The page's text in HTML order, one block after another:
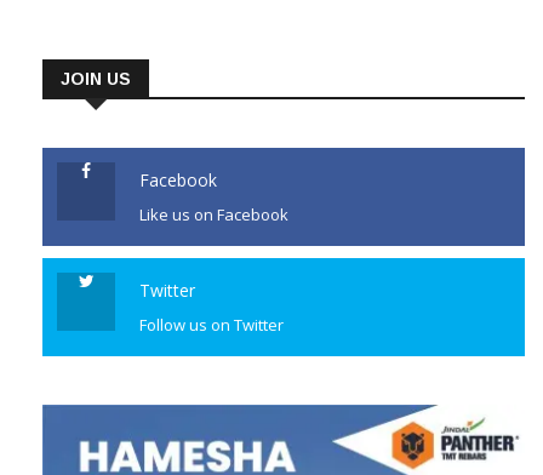
JOIN US
Facebook
Like us on Facebook
Twitter
Follow us on Twitter